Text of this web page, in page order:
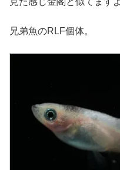
兄弟魚のRLF個体。